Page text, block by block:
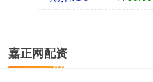
嘉正网配资